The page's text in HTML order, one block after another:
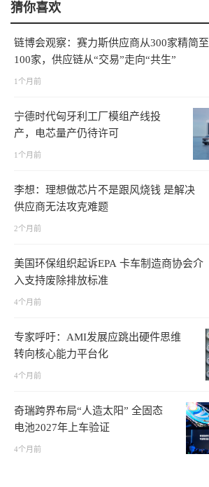
猜你喜欢
链博会观察：赛力斯供应商从300家精简至
100家，供应链从“交易”走向“共生”
1个月前
宁德时代匈牙利工厂模组产线投
产，电芯量产仍待许可
1个月前
李想：理想做芯片不是跟风烧钱 是解决
供应商无法攻克难题
2个月前
美国环保组织起诉EPA 卡车制造商协会介
入支持废除排放标准
4个月前
专家呼吁：AMI发展应跳出硬件思维
转向核心能力平台化
4个月前
奇瑞跨界布局“人造太阳” 全固态
电池2027年上车验证
4个月前